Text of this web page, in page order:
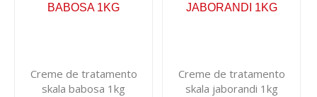
Creme de tratamento
skala babosa 1kg
Creme de tratamento
skala jaborandi 1kg